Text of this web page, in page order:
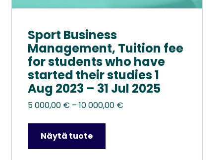
Sport Business
Management, Tuition fee
for students who have
started their studies 1
Aug 2023 – 31 Jul 2025
5 000,00 € – 10 000,00 €Hintaluokka:
Näytä tuote